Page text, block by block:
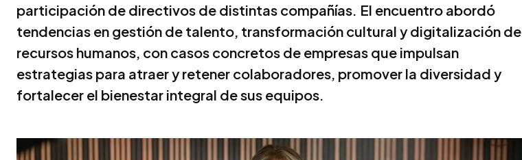
participación de directivos de distintas compañías. El encuentro abordó
tendencias en gestión de talento, transformación cultural y digitalización de
recursos humanos, con casos concretos de empresas que impulsan
estrategias para atraer y retener colaboradores, promover la diversidad y
fortalecer el bienestar integral de sus equipos.